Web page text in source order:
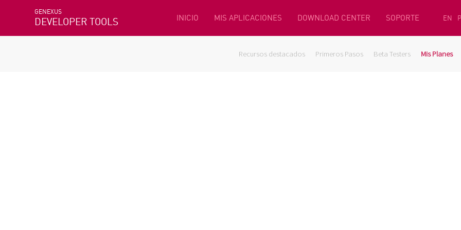
GENEXUS
DEVELOPER TOOLS INICIO MIS APLICACIONES DOWNLOAD CENTER SOPORTE EN
Recursos destacados Primeros Pasos Beta Testers Mis Planes